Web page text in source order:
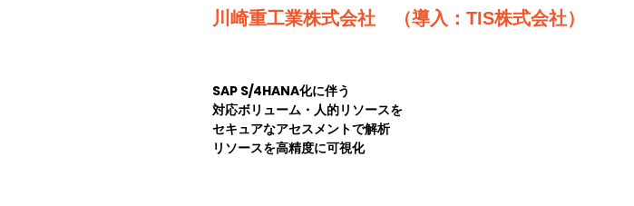
川崎重工業株式会社 （導入：TIS株式会社）
SAP S/4HANA化に伴う
対応ボリューム・人的リソースを
セキュアなアセスメントで解析
リソースを高精度に可視化